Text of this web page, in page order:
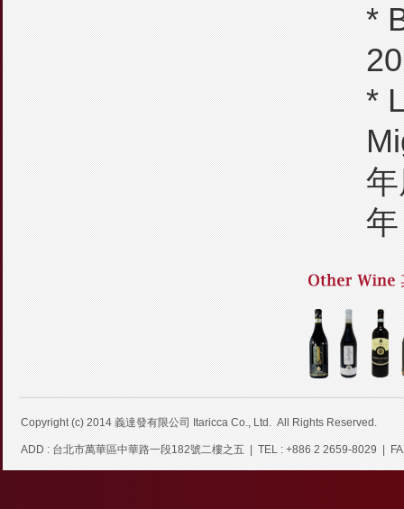
*
*
Copyright (c) 2014 義達發有限公司 Itaricca Co., Ltd. All Rights Reserved.
ADD : 台北市萬華區中華路一段182號二樓之五 | TEL : +886 2 2659-8029 |